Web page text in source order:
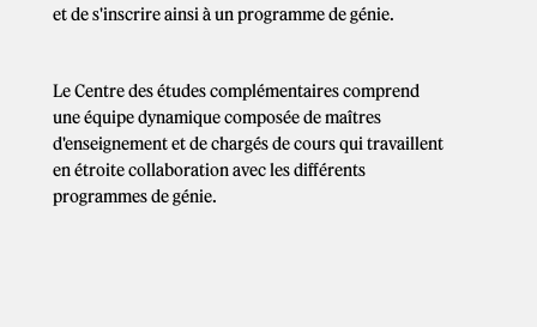
et de s'inscrire ainsi à un programme de génie.
Le Centre des études complémentaires comprend
une équipe dynamique composée de maîtres
d'enseignement et de chargés de cours qui travaillent
en étroite collaboration avec les différents
programmes de génie.